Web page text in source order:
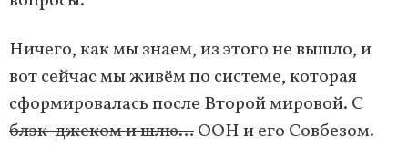
Ничего, как мы знаем, из этого не вышло, и
вот сейчас мы живём по системе, которая
сформировалась после Второй мировой. С
блэк-джеком и шлю…ООН и его Совбезом.